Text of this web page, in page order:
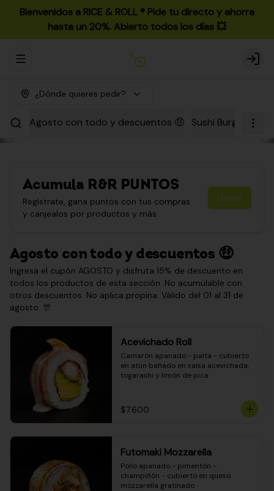
Bienvenidos a RICE & ROLL ®️ Pide tu directo y ahorra
hasta un 20%. Abierto todos los días 💥
Abrir menu de navegación Login
¿Dónde quieres pedir?
Agosto con todo y descuentos 🤑 Sushi Burgers
Acumula R&R PUNTOS
Regístrate, gana puntos con tus compras
y canjealos por productos y más
Únete
Agosto con todo y descuentos 🤑
Ingresa el cupón AGOSTO y disfruta 15% de descuento en
todos los productos de esta sección. No acumulable con
otros descuentos. No aplica propina. Válido del 01 al 31 de
agosto. 🎊
Acevichado Roll
Camarón apanado - palta - cubierto
en atún bañado en salsa acevichada,
togarashi y limón de pica
$7.600
Futomaki Mozzarella
Pollo apanado - pimentón -
champiñón - cubierto en queso
mozzarella gratinado